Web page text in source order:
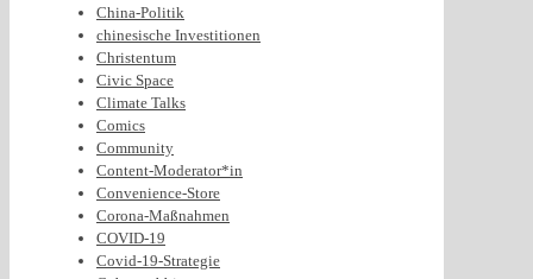
China-Politik
chinesische Investitionen
Christentum
Civic Space
Climate Talks
Comics
Community
Content-Moderator*in
Convenience-Store
Corona-Maßnahmen
COVID-19
Covid-19-Strategie